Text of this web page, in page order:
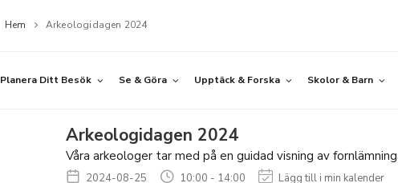
Hem Arkeologidagen 2024
Planera Ditt Besök Se & Göra Upptäck & Forska Skolor & Barn
Arkeologidagen 2024
Våra arkeologer tar med på en guidad visning av
2024-08-25 10:00 - 14:00 Lägg till i min kalender